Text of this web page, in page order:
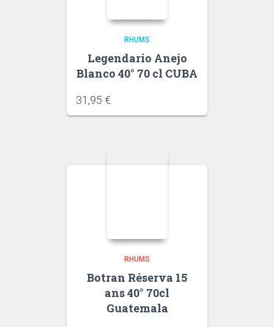
RHUMS
Legendario Anejo
Blanco 40° 70 cl CUBA
31,95 €
RHUMS
Botran Réserva 15
ans 40° 70cl
Guatemala